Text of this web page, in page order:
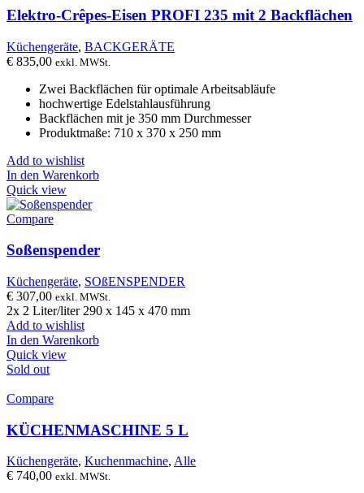
Elektro-Crêpes-Eisen PROFI 235 mit 2 Backflächen
Küchengeräte, BACKGERÄTE
€ 835,00 exkl. MWSt.
Zwei Backflächen für optimale Arbeitsabläufe
hochwertige Edelstahlausführung
Backflächen mit je 350 mm Durchmesser
Produktmaße: 710 x 370 x 250 mm
Add to wishlist
In den Warenkorb
Quick view
Compare
Soßenspender
Küchengeräte, SOßENSPENDER
€ 307,00 exkl. MWSt.
2x 2 Liter/liter 290 x 145 x 470 mm
Add to wishlist
In den Warenkorb
Quick view
Sold out
Compare
KÜCHENMASCHINE 5 L
Küchengeräte, Kuchenmachine, Alle
€ 740,00 exkl. MWSt.